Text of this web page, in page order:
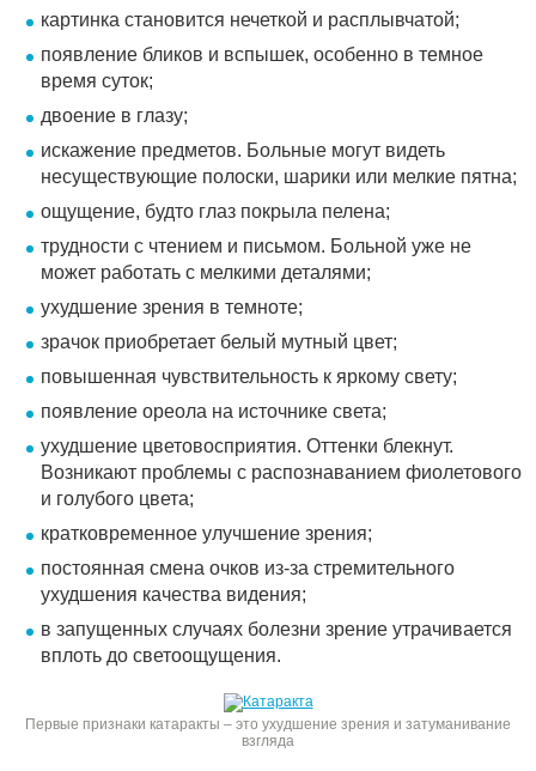
картинка становится нечеткой и расплывчатой;
появление бликов и вспышек, особенно в темное
время суток;
двоение в глазу;
искажение предметов. Больные могут видеть
несуществующие полоски, шарики или мелкие пятна;
ощущение, будто глаз покрыла пелена;
трудности с чтением и письмом. Больной уже не
может работать с мелкими деталями;
ухудшение зрения в темноте;
зрачок приобретает белый мутный цвет;
повышенная чувствительность к яркому свету;
появление ореола на источнике света;
ухудшение цветовосприятия. Оттенки блекнут.
Возникают проблемы с распознаванием фиолетового
и голубого цвета;
кратковременное улучшение зрения;
постоянная смена очков из-за стремительного
ухудшения качества видения;
в запущенных случаях болезни зрение утрачивается
вплоть до светоощущения.
Первые признаки катаракты – это ухудшение зрения и затуманивание
взгляда